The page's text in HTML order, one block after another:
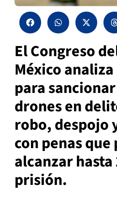
El Congreso
México
para
drones en
robo, despojo
con penas
alcanzar hasta
prisión.